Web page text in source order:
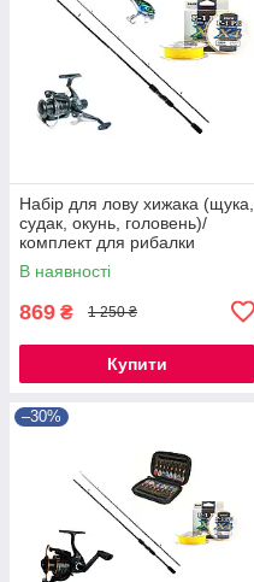
Набір для лову хижака (щука,
судак, окунь, головень)/
комплект для рибалки
В наявності
869 ₴ 1 250 ₴
Купити
–30%